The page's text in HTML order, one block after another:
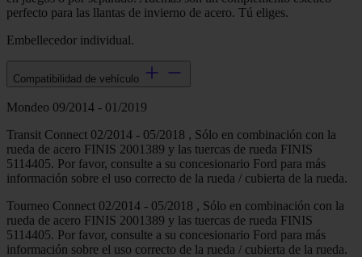
perfecto para las llantas de invierno de acero. Tú eliges.
Embellecedor individual.
Compatibilidad de vehículo
Mondeo 09/2014 - 01/2019
Transit Connect 02/2014 - 05/2018 , Sólo en combinación con la
rueda de acero FINIS 2001389 y las tuercas de rueda FINIS
5114405. Por favor, consulte a su concesionario Ford para más
información sobre el uso correcto de la rueda / cubierta de la rueda.
Tourneo Connect 02/2014 - 05/2018 , Sólo en combinación con la
rueda de acero FINIS 2001389 y las tuercas de rueda FINIS
5114405. Por favor, consulte a su concesionario Ford para más
información sobre el uso correcto de la rueda / cubierta de la rueda.